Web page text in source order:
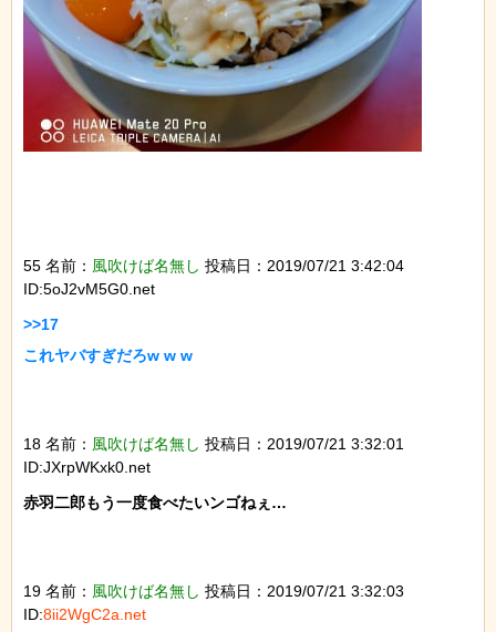
55 名前： 風吹けば名無し 投稿日：2019/07/21 3:42:04
ID:5oJ2vM5G0.net
>>17
これヤバすぎだろw w w
18 名前： 風吹けば名無し 投稿日：2019/07/21 3:32:01
ID:JXrpWKxk0.net
赤羽二郎もう一度食べたいンゴねぇ…
19 名前： 風吹けば名無し 投稿日：2019/07/21 3:32:03
ID:8ii2WgC2a.net